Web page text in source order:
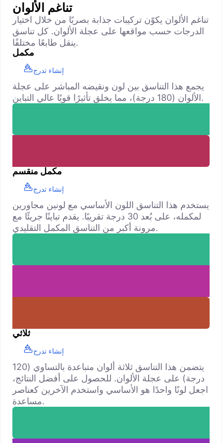
تناغم الألوان
تناغم الألوان يكوّن تركيبات جذابة بصريًا من خلال اختيار
الدرجات حسب مواقعها على عجلة الألوان. كل تناسق
ينقل طابعًا مختلفًا.
مكمل
إنشاء تدرج
يجمع هذا التناسق بين لون ونقيضه المباشر على عجلة
الألوان (180 درجة)، مما يخلق تأثيرًا قويًا عالي التباين.
مكمل منقسم
إنشاء تدرج
يستخدم هذا التناسق اللون الأساسي مع لونين مجاورين
لمكمله، على بُعد 30 درجة تقريبًا. يقدم تباينًا جريئًا مع
مرونة أكبر من التناسق المكمل التقليدي.
ثلاثي
إنشاء تدرج
يتضمن هذا التناسق ثلاثة ألوان متباعدة بالتساوي (120
درجة) على عجلة الألوان. للحصول على أفضل النتائج،
اجعل لونًا واحدًا هو الأساسي واستخدم الآخرين كعناصر
مساعدة.